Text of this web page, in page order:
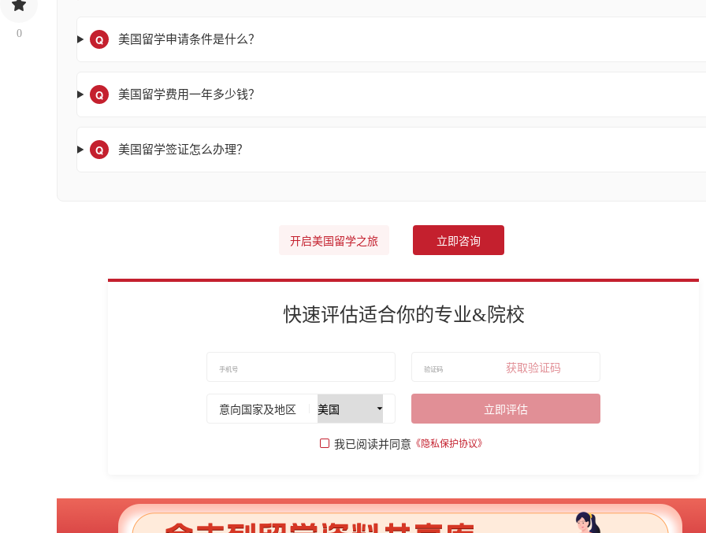
0 Q 美国留学申请条件是什么？
Q 美国留学费用一年多少钱？
Q 美国留学签证怎么办理？
开启美国留学之旅 立即咨询
快速评估适合你的专业&院校
获取验证码
意向国家及地区 立即评估
我已阅读并同意 《隐私保护协议》